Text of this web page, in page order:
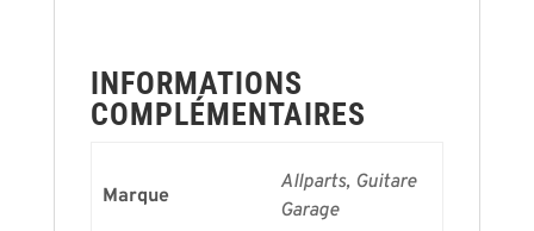
INFORMATIONS
COMPLÉMENTAIRES
Marque
Allparts, Guitare
Garage